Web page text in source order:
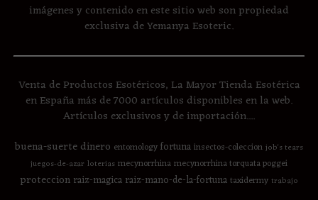
imágenes y contenido en este sitio web son propiedad
exclusiva de Yemanya Esoteric.
Venta de Productos Esotéricos, La Mayor Tienda Esotérica
en España más de 7000 artículos disponibles en la web.
Artículos exclusivos y de importación....
buena-suertedinero entomologyfortunainsectos-coleccion job's tears
juegos-de-azar loterias mecynorrhinamecynorrhina torquata poggei
proteccion raiz-magica raiz-mano-de-la-fortunataxidermy trabajo